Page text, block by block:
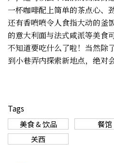
一杯咖啡配上简单的茶点心、
还有香喷喷令人食指大动的釜
的意大利面与法式咸派等美食
不知道要吃什么了啦！当然除
到小巷弄内探索新地点，绝对
Tags
美食 & 饮品 餐馆
关西